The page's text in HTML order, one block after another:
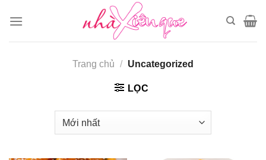
đến
Trang chủ / Uncategorized
LỌC